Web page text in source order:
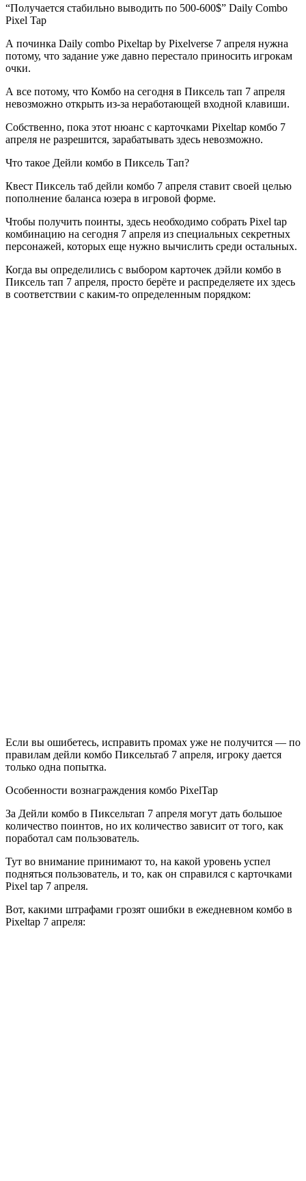
“Получается стабильно выводить по 500-600$” Daily Combo
Pixel Tap
А починка Daily combo Pixeltap by Pixelverse 7 апреля нужна
потому, что задание уже давно перестало приносить игрокам
очки.
А все потому, что Комбо на сегодня в Пиксель тап 7 апреля
невозможно открыть из-за неработающей входной клавиши.
Собственно, пока этот нюанс с карточками Pixeltap комбо 7
апреля не разрешится, зарабатывать здесь невозможно.
Что такое Дейли комбо в Пиксель Тап?
Квест Пиксель таб дейли комбо 7 апреля ставит своей целью
пополнение баланса юзера в игровой форме.
Чтобы получить поинты, здесь необходимо собрать Pixel tap
комбинацию на сегодня 7 апреля из специальных секретных
персонажей, которых еще нужно вычислить среди остальных.
Когда вы определились с выбором карточек дэйли комбо в
Пиксель тап 7 апреля, просто берёте и распределяете их здесь
в соответствии с каким-то определенным порядком:
Если вы ошибетесь, исправить промах уже не получится — по
правилам дейли комбо Пиксельтаб 7 апреля, игроку дается
только одна попытка.
Особенности вознаграждения комбо PixelTap
За Дейли комбо в Пиксельтап 7 апреля могут дать большое
количество поинтов, но их количество зависит от того, как
поработал сам пользователь.
Тут во внимание принимают то, на какой уровень успел
подняться пользователь, и то, как он справился с карточками
Pixel tap 7 апреля.
Вот, какими штрафами грозят ошибки в ежедневном комбо в
Pixeltap 7 апреля: